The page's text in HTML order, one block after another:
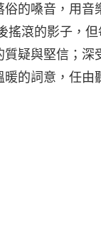
的嗓音，用音
搖滾的影子，
疑與堅信；深
的詞意，任由